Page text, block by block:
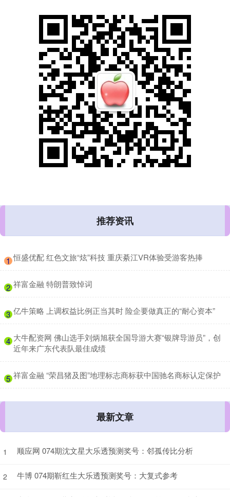
推荐资讯
1 ​恒盛优配 红色文旅“炫”科技 重庆綦江VR体验受游客热捧
2 ​祥富金融 特朗普致悼词
3 ​亿牛策略 上调权益比例正当其时 险企要做真正的“耐心资本”
4 ​大牛配资网 佛山选手刘炳旭获全国导游大赛“银牌导游员”，创
近年来广东代表队最佳成绩
5 ​祥富金融 “荣昌猪及图”地理标志商标获中国驰名商标认定保护
最新文章
1 顺应网 074期沈文星大乐透预测奖号：邻孤传比分析
2 牛博 074期靳红生大乐透预测奖号：大复式参考